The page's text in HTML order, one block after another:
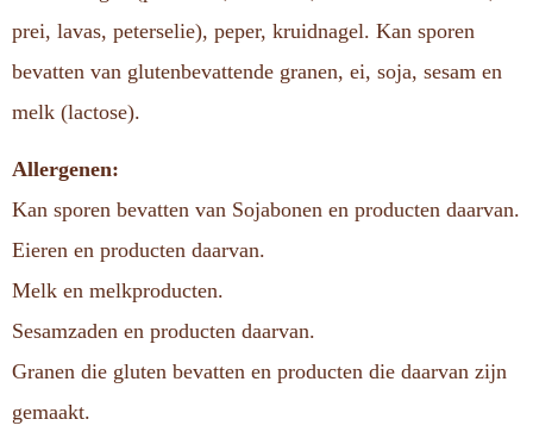
prei, lavas, peterselie), peper, kruidnagel. Kan sporen
bevatten van glutenbevattende granen, ei, soja, sesam en
melk (lactose).
Allergenen:
Kan sporen bevatten van Sojabonen en producten daarvan.
Eieren en producten daarvan.
Melk en melkproducten.
Sesamzaden en producten daarvan.
Granen die gluten bevatten en producten die daarvan zijn
gemaakt.